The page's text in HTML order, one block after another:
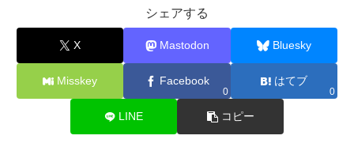
シェアする
X Mastodon Bluesky
Misskey Facebook
0
はてブ
0
LINE コピー